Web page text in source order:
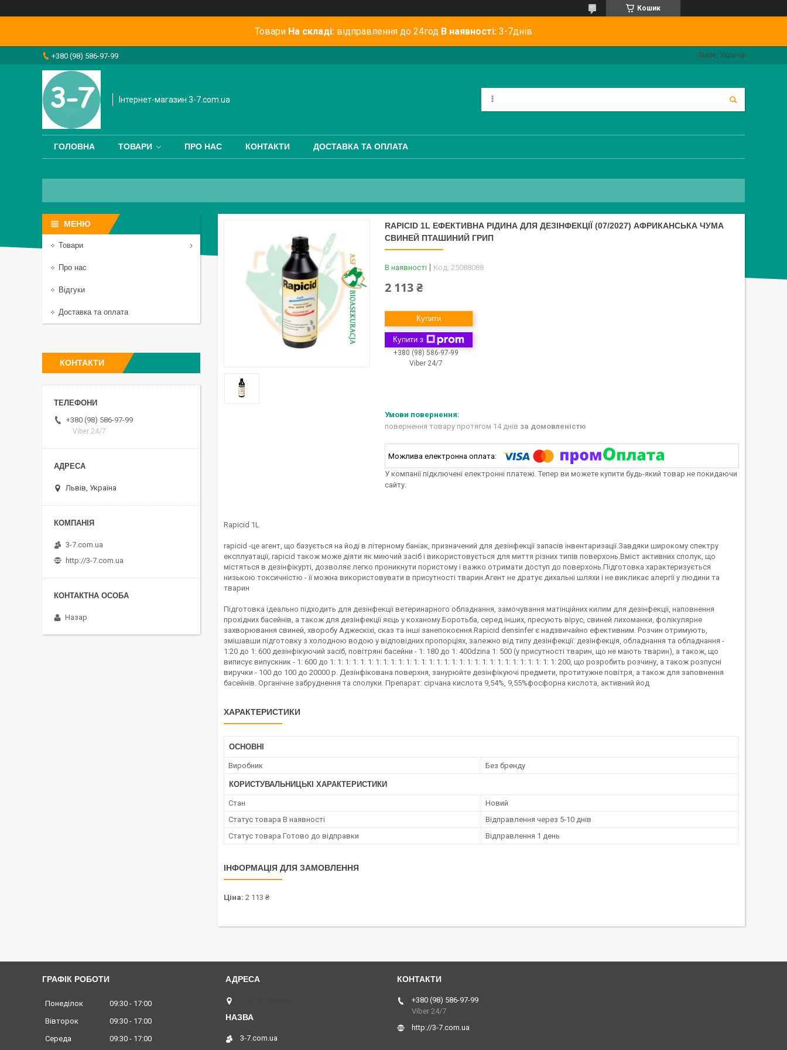
Кошик
Товари На складі: відправлення до 24год В наявності: 3-7днів
+380 (98) 586-97-99 Львів, Україна
Інтернет-магазин 3-7.com.ua
ГОЛОВНА ТОВАРИ ПРО НАС КОНТАКТИ ДОСТАВКА ТА ОПЛАТА
RAPICID 1L ЕФЕКТИВНА РІДИНА ДЛЯ ДЕЗІНФЕКЦІЇ (07/2027) АФРИКАНСЬКА ЧУМА
СВИНЕЙ ПТАШИНИЙ ГРИП
В наявності Код: 25088088
2 113 ₴
Купити
Купити з
+380 (98) 586-97-99
Viber 24/7
повернення товару протягом 14 днів за домовленістю
У компанії підключені електронні платежі. Тепер ви можете купити будь-який товар не покидаючи
сайту.
Rapicid 1L
rapicid -це агент, що базується на йоді в літерному баніак, призначений для дезінфекції запасів інвентаризації.Завдяки широкому спектру
експлуатації, rapicid також може діяти як миючий засіб і використовується для миття різних типів поверхонь.Вміст активних сполук, що
містяться в дезінфікурті, дозволяє легко проникнути пористому і важко отримати доступ до поверхонь.Підготовка характеризується
низькою токсичністю - її можна використовувати в присутності тварин.Агент не дратує дихальні шляхи і не викликає алергії у людини та
тварин
Підготовка ідеально підходить для дезінфекції ветеринарного обладнання, замочування матінційних килим для дезінфекції, наповнення
прохідних басейнів, а також для дезінфекції яєць у коханому.Боротьба, серед інших, пресують вірус, свиней лихоманки, фолікулярне
захворювання свиней, хворобу Аджескіхі, сказ та інші занепокоєння.Rapicid densinfer є надзвичайно ефективним. Розчин отримують,
змішавши підготовку з холодною водою у відповідних пропорціях, залежно від типу дезінфекції: дезінфекція, обладнання та обладнання -
1:20 до 1: 600 дезінфікуючий засіб, повітряні басейни - 1: 180 до 1: 400dzina 1: 500 (у присутності тварин, що не мають тварин), а також, що
виписує випускник - 1: 600 до 1: 1: 1: 1: 1: 1: 1: 1: 1: 1: 1: 1: 1: 1: 1: 1: 1: 1: 1: 1: 1: 1: 1: 1: 1: 1: 1: 1: 1: 1: 200, що розробить розчину, а також розпусні
виручки - 100 до 100 до 20000 р. Дезінфікована поверхня, занурюйте дезінфікуючі предмети, протитужне повітря, а також для заповнення
басейнів. Органічне забруднення та сполуки. Препарат: сірчана кислота 9,54%, 9,55%фосфорна кислота, активний йод
ХАРАКТЕРИСТИКИ
ОСНОВНІ
Виробник Без бренду
КОРИСТУВАЛЬНИЦЬКІ ХАРАКТЕРИСТИКИ
Стан
Новий
Статус товара В наявності
Відправлення через 5-10 днів
Статус товара Готово до відправки
Відправлення 1 день
ІНФОРМАЦІЯ ДЛЯ ЗАМОВЛЕННЯ
Ціна: 2 113 ₴
Товари
Про нас
Відгуки
Доставка та оплата
КОНТАКТИ
+380 (98) 586-97-99
Viber 24/7
Львів, Україна
3-7.com.ua
http://3-7.com.ua
Назар
ГРАФІК РОБОТИ
Понеділок 09:30
17:00
Вівторок
09:30
17:00
Середа
09:30 17:00 3-7.com.ua
+380 (98) 586-97-99
Viber 24/7
http://3-7.com.ua